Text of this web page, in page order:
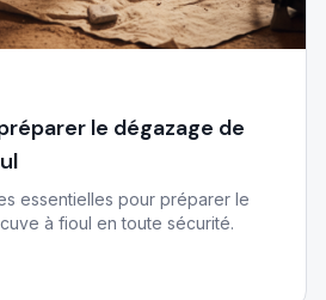
le dégazage de
essentielles pour préparer le
à fioul en toute sécurité.